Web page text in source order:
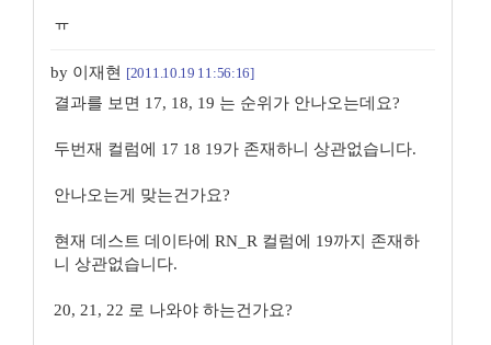
ㅠ
by 이재현 [2011.10.19 11:56:16]
결과를 보면 17, 18, 19 는 순위가 안나오는데요?
두번재 컬럼에 17 18 19가 존재하니 상관없습니다.
안나오는게 맞는건가요?
현재 데스트 데이타에 RN_R 컬럼에 19까지 존재하
니 상관없습니다.
20, 21, 22 로 나와야 하는건가요?